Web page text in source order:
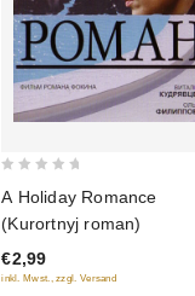
of
5
A Holiday Romance
(Kurortnyj roman)
€2,99
inkl. Mwst., zzgl. Versand